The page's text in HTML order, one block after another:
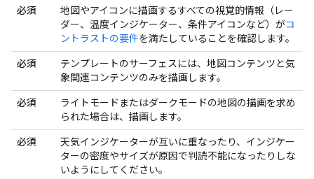
必須
地図やアイコンに描画するすべての視覚的情報（レー
ダー、温度インジケーター、条件アイコンなど）がコ
ントラストの要件を満たしていることを確認します。
必須
テンプレートのサーフェスには、地図コンテンツと気
象関連コンテンツのみを描画します。
必須
ライトモードまたはダークモードの地図の描画を求め
られた場合は、描画します。
必須
天気インジケーターが互いに重なったり、インジケー
ターの密度やサイズが原因で判読不能になったりしな
いようにしてください。